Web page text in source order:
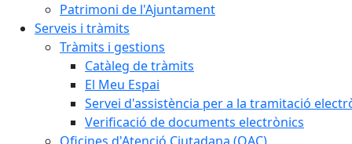
Patrimoni de l'Ajuntament
Serveis i tràmits
Tràmits i gestions
Catàleg de tràmits
El Meu Espai
Servei d'assistència per a la tramitació
Verificació de documents electrònics